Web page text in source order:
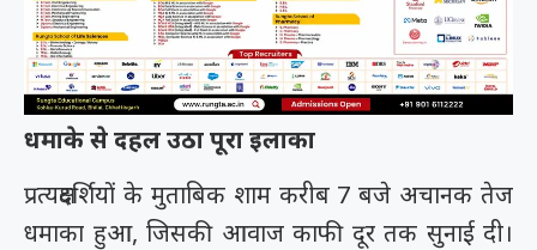
धमाके से दहल उठा पूरा इलाका
प्रत्यक्षदर्शियों के मुताबिक शाम करीब 7 बजे अचानक तेज
धमाका हुआ, जिसकी आवाज काफी दूर तक सुनाई दी।